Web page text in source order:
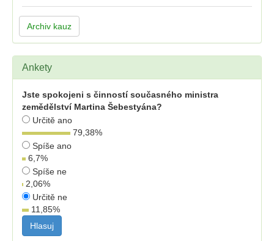
Archiv kauz
Ankety
Jste spokojeni s činností současného ministra
zemědělství Martina Šebestyána?
Určitě ano
79,38%
Spíše ano
6,7%
Spíše ne
2,06%
Určitě ne
11,85%